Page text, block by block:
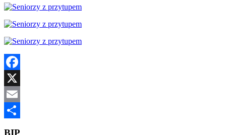
Facebook
X
Email
BIP